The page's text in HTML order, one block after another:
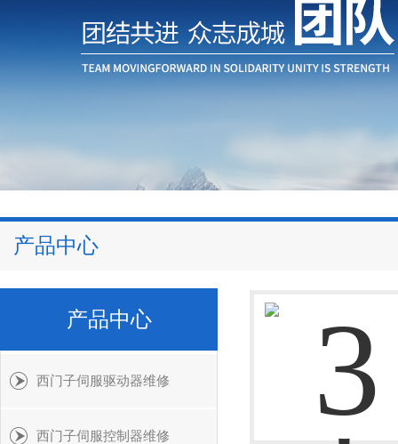
产品中心
产品中心
西门子伺服驱动器维修
西门子伺服控制器维修